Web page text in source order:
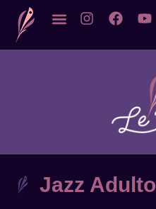
Jazz Adulto